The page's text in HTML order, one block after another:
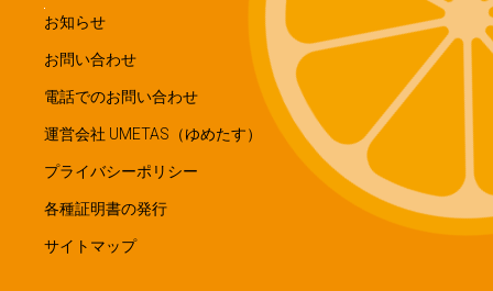
お知らせ
お問い合わせ
電話でのお問い合わせ
運営会社 UMETAS（ゆめたす）
プライバシーポリシー
各種証明書の発行
サイトマップ